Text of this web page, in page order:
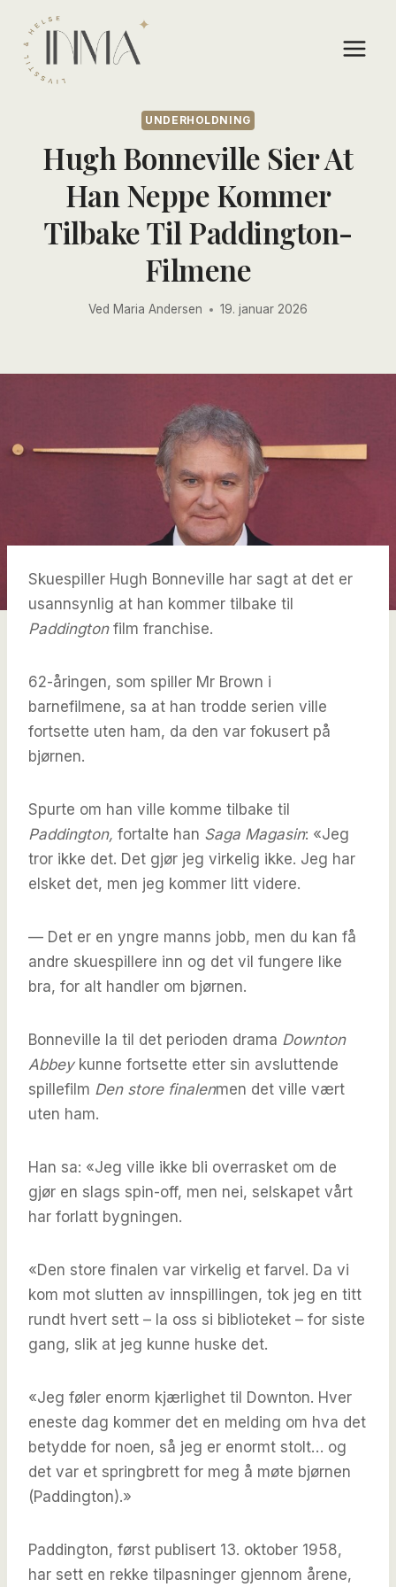
content
UNDERHOLDNING
Hugh Bonneville Sier At
Han Neppe Kommer
Tilbake Til Paddington-
Filmene
Ved Maria Andersen 19. januar 2026
Skuespiller Hugh Bonneville har sagt at det er
usannsynlig at han kommer tilbake til
Paddingtonfilm franchise.
62-åringen, som spiller Mr Brown i
barnefilmene, sa at han trodde serien ville
fortsette uten ham, da den var fokusert på
bjørnen.
Spurte om han ville komme tilbake til
Paddington, fortalte han Saga Magasin: «Jeg
tror ikke det. Det gjør jeg virkelig ikke. Jeg har
elsket det, men jeg kommer litt videre.
— Det er en yngre manns jobb, men du kan få
andre skuespillere inn og det vil fungere like
bra, for alt handler om bjørnen.
Bonneville la til det perioden drama Downton
Abbeykunne fortsette etter sin avsluttende
spillefilm Den store finalenmen det ville vært
uten ham.
Han sa: «Jeg ville ikke bli overrasket om de
gjør en slags spin-off, men nei, selskapet vårt
har forlatt bygningen.
«Den store finalen var virkelig et farvel. Da vi
kom mot slutten av innspillingen, tok jeg en titt
rundt hvert sett – la oss si biblioteket – for siste
gang, slik at jeg kunne huske det.
«Jeg føler enorm kjærlighet til Downton. Hver
eneste dag kommer det en melding om hva det
betydde for noen, så jeg er enormt stolt… og
det var et springbrett for meg å møte bjørnen
(Paddington).»
Paddington, først publisert 13. oktober 1958,
har sett en rekke tilpasninger gjennom årene,